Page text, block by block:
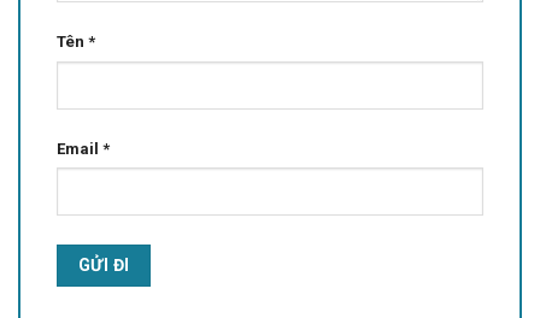
Tên *
Email *